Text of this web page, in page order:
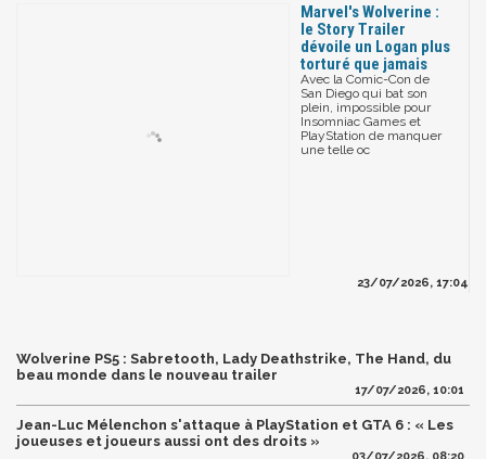
Marvel's Wolverine :
le Story Trailer
dévoile un Logan plus
torturé que jamais
Avec la Comic-Con de
San Diego qui bat son
plein, impossible pour
Insomniac Games et
PlayStation de manquer
une telle oc
23/07/2026, 17:04
Wolverine PS5 : Sabretooth, Lady Deathstrike, The Hand, du
beau monde dans le nouveau trailer
17/07/2026, 10:01
Jean-Luc Mélenchon s'attaque à PlayStation et GTA 6 : « Les
joueuses et joueurs aussi ont des droits »